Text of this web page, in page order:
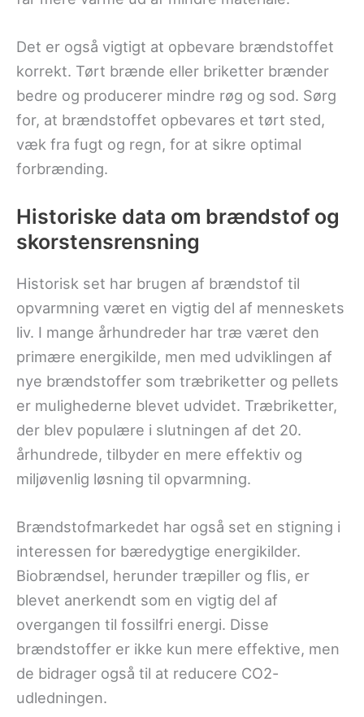
Det er også vigtigt at opbevare brændstoffet
korrekt. Tørt brænde eller briketter brænder
bedre og producerer mindre røg og sod. Sørg
for, at brændstoffet opbevares et tørt sted,
væk fra fugt og regn, for at sikre optimal
forbrænding.
Historiske data om brændstof og
skorstensrensning
Historisk set har brugen af brændstof til
opvarmning været en vigtig del af menneskets
liv. I mange århundreder har træ været den
primære energikilde, men med udviklingen af
nye brændstoffer som træbriketter og pellets
er mulighederne blevet udvidet. Træbriketter,
der blev populære i slutningen af det 20.
århundrede, tilbyder en mere effektiv og
miljøvenlig løsning til opvarmning.
Brændstofmarkedet har også set en stigning i
interessen for bæredygtige energikilder.
Biobrændsel, herunder træpiller og flis, er
blevet anerkendt som en vigtig del af
overgangen til fossilfri energi. Disse
brændstoffer er ikke kun mere effektive, men
de bidrager også til at reducere CO2-
udledningen.